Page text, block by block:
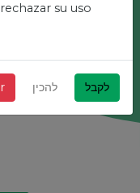
su uso
להכין לקבל